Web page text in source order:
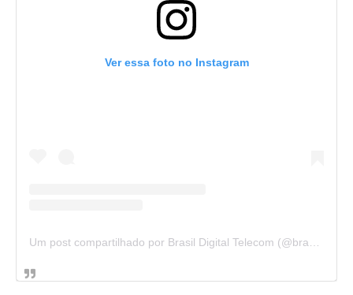
Ver essa foto no Instagram
Um post compartilhado por Brasil Digital Telecom (@brasildigitaltelecom)